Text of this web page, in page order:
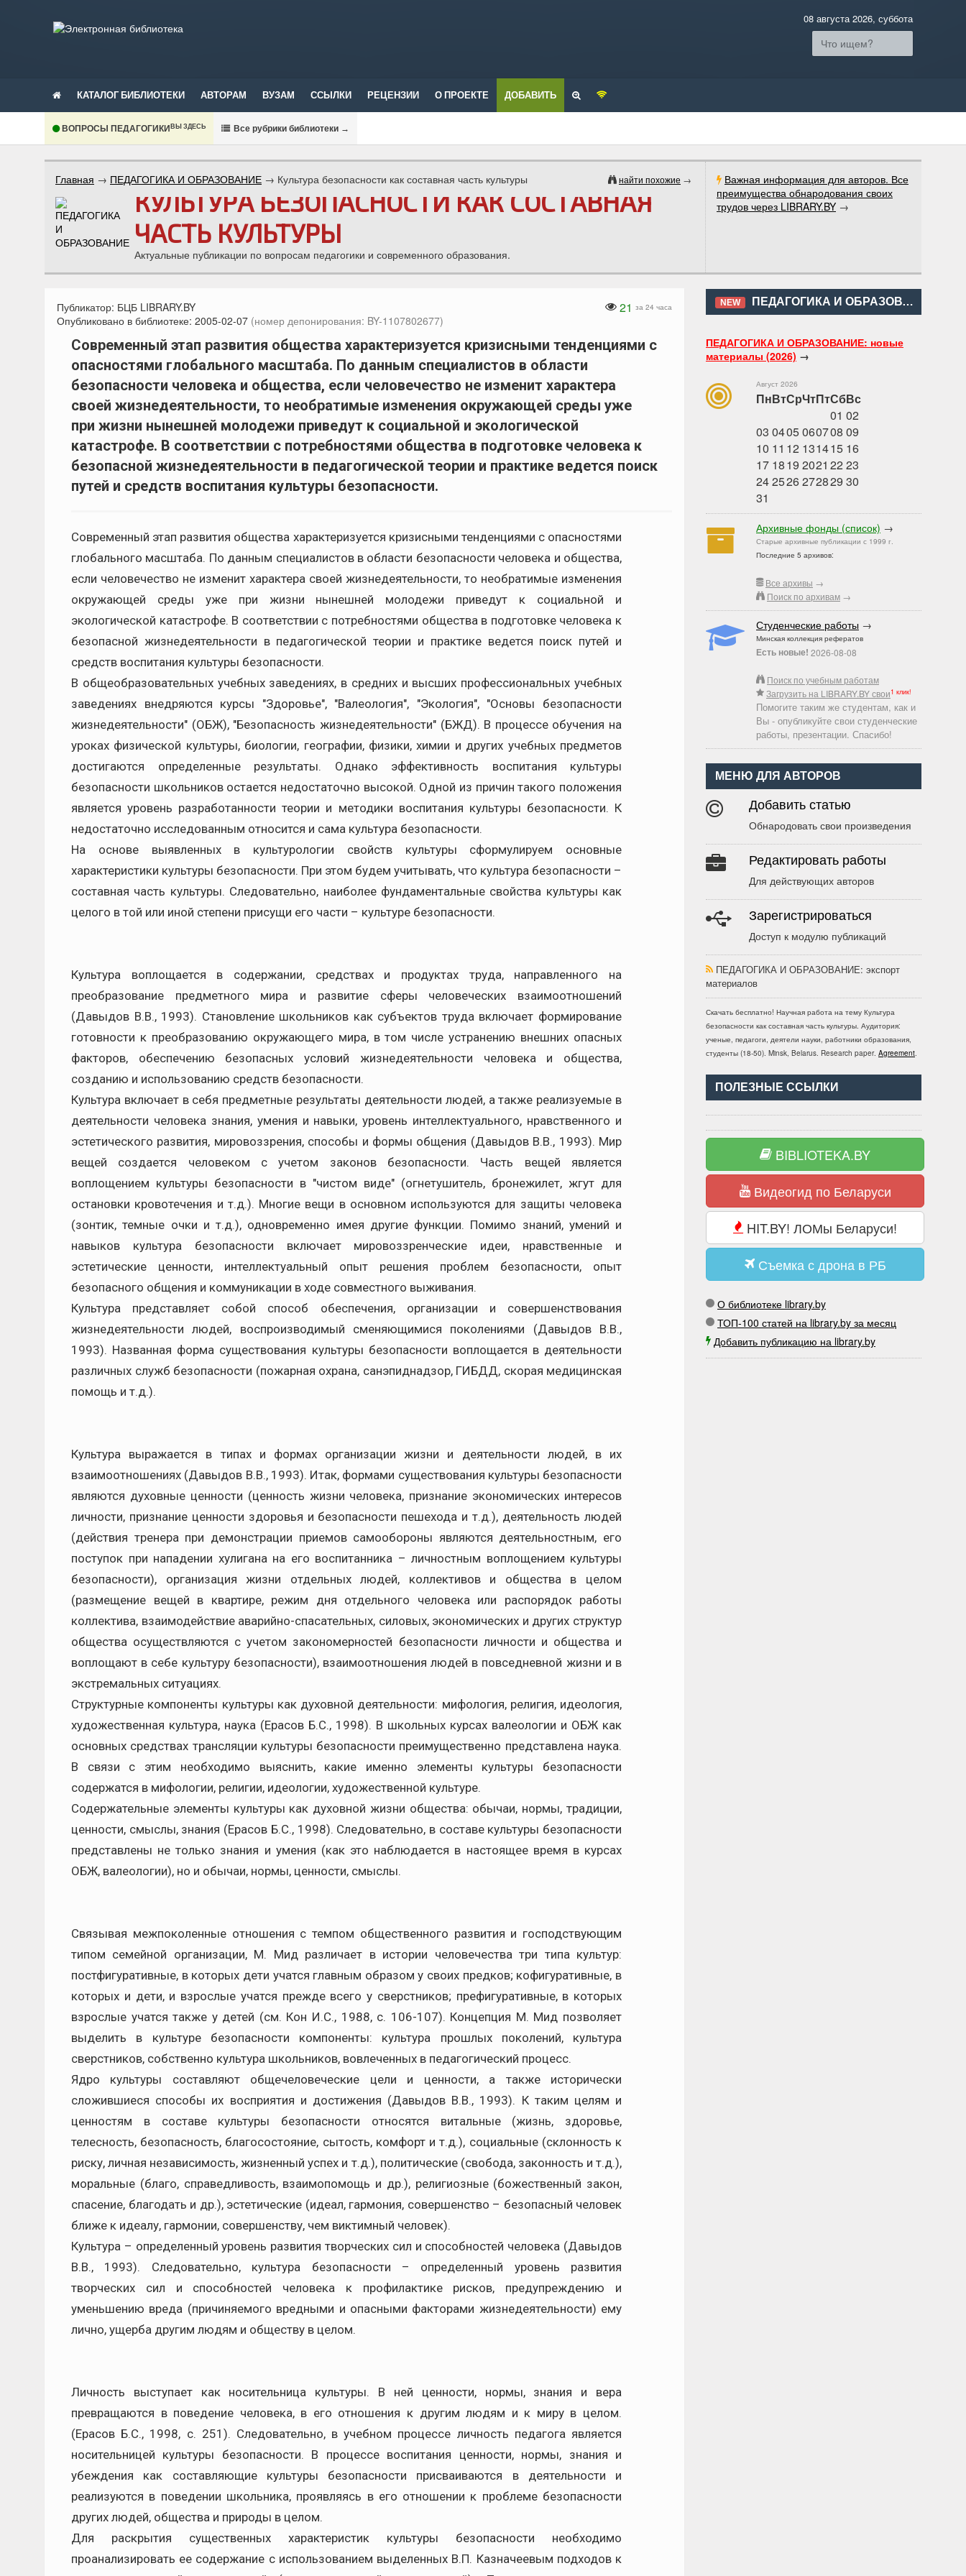
08 августа 2026, суббота
КАТАЛОГ БИБЛИОТЕКИ АВТОРАМ ВУЗАМ ССЫЛКИ РЕЦЕНЗИИ О ПРОЕКТЕ ДОБАВИТЬ
ВОПРОСЫ ПЕДАГОГИКИВЫ ЗДЕСЬ Все рубрики библиотеки →
Важная информация для авторов. Все
преимущества обнародования своих
трудов через LIBRARY.BY →
найти похожие →
Главная → ПЕДАГОГИКА И ОБРАЗОВАНИЕ → Культура безопасности как составная часть культуры
КУЛЬТУРА БЕЗОПАСНОСТИ КАК СОСТАВНАЯ
ЧАСТЬ КУЛЬТУРЫ
Актуальные публикации по вопросам педагогики и современного образования.
NEW ПЕДАГОГИКА И ОБРАЗОВАНИЕ
ПЕДАГОГИКА И ОБРАЗОВАНИЕ: новые
материалы (2026) →
Август 2026
ПнВтСрЧтПтСбВс
01 02
03 0405060708 09
10 11 12 131415 16
17 1819 2021 22 23
242526272829 30
31
Архивные фонды (список) →
Старые архивные публикации с 1999 г.
Последние 5 архивов:
Все архивы →
Поиск по архивам →
Студенческие работы →
Минская коллекция рефератов
Есть новые! 2026-08-08
Поиск по учебным работам
Загрузить на LIBRARY.BY свои1 клик!
Помогите таким же студентам, как и
Вы - опубликуйте свои студенческие
работы, презентации. Спасибо!
МЕНЮ ДЛЯ АВТОРОВ
Добавить статью
Обнародовать свои произведения
Редактировать работы
Для действующих авторов
Зарегистрироваться
Доступ к модулю публикаций
ПЕДАГОГИКА И ОБРАЗОВАНИЕ: экспорт
материалов
Скачать бесплатно! Научная работа на тему Культура
безопасности как составная часть культуры. Аудитория:
ученые, педагоги, деятели науки, работники образования,
студенты (18-50). Minsk, Belarus. Research paper. Agreement.
ПОЛЕЗНЫЕ ССЫЛКИ
BIBLIOTEKA.BY
Видеогид по Беларуси
HIT.BY! ЛОМы Беларуси!
Съемка с дрона в РБ
О библиотеке library.by
ТОП-100 статей на library.by за месяц
Добавить публикацию на library.by
21 за 24 часа
Публикатор: БЦБ LIBRARY.BY
Опубликовано в библиотеке: 2005-02-07 (номер депонирования: BY-1107802677)
Современный этап развития общества характеризуется кризисными тенденциями с
опасностями глобального масштаба. По данным специалистов в области
безопасности человека и общества, если человечество не изменит характера
своей жизнедеятельности, то необратимые изменения окружающей среды уже
при жизни нынешней молодежи приведут к социальной и экологической
катастрофе. В соответствии с потребностями общества в подготовке человека к
безопасной жизнедеятельности в педагогической теории и практике ведется поиск
путей и средств воспитания культуры безопасности.
Современный этап развития общества характеризуется кризисными тенденциями с опасностями
глобального масштаба. По данным специалистов в области безопасности человека и общества,
если человечество не изменит характера своей жизнедеятельности, то необратимые изменения
окружающей среды уже при жизни нынешней молодежи приведут к социальной и
экологической катастрофе. В соответствии с потребностями общества в подготовке человека к
безопасной жизнедеятельности в педагогической теории и практике ведется поиск путей и
средств воспитания культуры безопасности.
В общеобразовательных учебных заведениях, в средних и высших профессиональных учебных
заведениях внедряются курсы "Здоровье", "Валеология", "Экология", "Основы безопасности
жизнедеятельности" (ОБЖ), "Безопасность жизнедеятельности" (БЖД). В процессе обучения на
уроках физической культуры, биологии, географии, физики, химии и других учебных предметов
достигаются определенные результаты. Однако эффективность воспитания культуры
безопасности школьников остается недостаточно высокой. Одной из причин такого положения
является уровень разработанности теории и методики воспитания культуры безопасности. К
недостаточно исследованным относится и сама культура безопасности.
На основе выявленных в культурологии свойств культуры сформулируем основные
характеристики культуры безопасности. При этом будем учитывать, что культура безопасности –
составная часть культуры. Следовательно, наиболее фундаментальные свойства культуры как
целого в той или иной степени присущи его части – культуре безопасности.
Культура воплощается в содержании, средствах и продуктах труда, направленного на
преобразование предметного мира и развитие сферы человеческих взаимоотношений
(Давыдов В.В., 1993). Становление школьников как субъектов труда включает формирование
готовности к преобразованию окружающего мира, в том числе устранению внешних опасных
факторов, обеспечению безопасных условий жизнедеятельности человека и общества,
созданию и использованию средств безопасности.
Культура включает в себя предметные результаты деятельности людей, а также реализуемые в
деятельности человека знания, умения и навыки, уровень интеллектуального, нравственного и
эстетического развития, мировоззрения, способы и формы общения (Давыдов В.В., 1993). Мир
вещей создается человеком с учетом законов безопасности. Часть вещей является
воплощением культуры безопасности в "чистом виде" (огнетушитель, бронежилет, жгут для
остановки кровотечения и т.д.). Многие вещи в основном используются для защиты человека
(зонтик, темные очки и т.д.), одновременно имея другие функции. Помимо знаний, умений и
навыков культура безопасности включает мировоззренческие идеи, нравственные и
эстетические ценности, интеллектуальный опыт решения проблем безопасности, опыт
безопасного общения и коммуникации в ходе совместного выживания.
Культура представляет собой способ обеспечения, организации и совершенствования
жизнедеятельности людей, воспроизводимый сменяющимися поколениями (Давыдов В.В.,
1993). Названная форма существования культуры безопасности воплощается в деятельности
различных служб безопасности (пожарная охрана, санэпиднадзор, ГИБДД, скорая медицинская
помощь и т.д.).
Культура выражается в типах и формах организации жизни и деятельности людей, в их
взаимоотношениях (Давыдов В.В., 1993). Итак, формами существования культуры безопасности
являются духовные ценности (ценность жизни человека, признание экономических интересов
личности, признание ценности здоровья и безопасности пешехода и т.д.), деятельность людей
(действия тренера при демонстрации приемов самообороны являются деятельностным, его
поступок при нападении хулигана на его воспитанника – личностным воплощением культуры
безопасности), организация жизни отдельных людей, коллективов и общества в целом
(размещение вещей в квартире, режим дня отдельного человека или распорядок работы
коллектива, взаимодействие аварийно-спасательных, силовых, экономических и других структур
общества осуществляются с учетом закономерностей безопасности личности и общества и
воплощают в себе культуру безопасности), взаимоотношения людей в повседневной жизни и в
экстремальных ситуациях.
Структурные компоненты культуры как духовной деятельности: мифология, религия, идеология,
художественная культура, наука (Ерасов Б.С., 1998). В школьных курсах валеологии и ОБЖ как
основных средствах трансляции культуры безопасности преимущественно представлена наука.
В связи с этим необходимо выяснить, какие именно элементы культуры безопасности
содержатся в мифологии, религии, идеологии, художественной культуре.
Содержательные элементы культуры как духовной жизни общества: обычаи, нормы, традиции,
ценности, смыслы, знания (Ерасов Б.С., 1998). Следовательно, в составе культуры безопасности
представлены не только знания и умения (как это наблюдается в настоящее время в курсах
ОБЖ, валеологии), но и обычаи, нормы, ценности, смыслы.
Связывая межпоколенные отношения с темпом общественного развития и господствующим
типом семейной организации, М. Мид различает в истории человечества три типа культур:
постфигуративные, в которых дети учатся главным образом у своих предков; кофигуративные, в
которых и дети, и взрослые учатся прежде всего у сверстников; префигуративные, в которых
взрослые учатся также у детей (см. Кон И.С., 1988, с. 106-107). Концепция М. Мид позволяет
выделить в культуре безопасности компоненты: культура прошлых поколений, культура
сверстников, собственно культура школьников, вовлеченных в педагогический процесс.
Ядро культуры составляют общечеловеческие цели и ценности, а также исторически
сложившиеся способы их восприятия и достижения (Давыдов В.В., 1993). К таким целям и
ценностям в составе культуры безопасности относятся витальные (жизнь, здоровье,
телесность, безопасность, благосостояние, сытость, комфорт и т.д.), социальные (склонность к
риску, личная независимость, жизненный успех и т.д.), политические (свобода, законность и т.д.),
моральные (благо, справедливость, взаимопомощь и др.), религиозные (божественный закон,
спасение, благодать и др.), эстетические (идеал, гармония, совершенство – безопасный человек
ближе к идеалу, гармонии, совершенству, чем виктимный человек).
Культура – определенный уровень развития творческих сил и способностей человека (Давыдов
В.В., 1993). Следовательно, культура безопасности – определенный уровень развития
творческих сил и способностей человека к профилактике рисков, предупреждению и
уменьшению вреда (причиняемого вредными и опасными факторами жизнедеятельности) ему
лично, ущерба другим людям и обществу в целом.
Личность выступает как носительница культуры. В ней ценности, нормы, знания и вера
превращаются в поведение человека, в его отношения к другим людям и к миру в целом.
(Ерасов Б.С., 1998, с. 251). Следовательно, в учебном процессе личность педагога является
носительницей культуры безопасности. В процессе воспитания ценности, нормы, знания и
убеждения как составляющие культуры безопасности присваиваются в деятельности и
реализуются в поведении школьника, проявляясь в его отношении к проблеме безопасности
других людей, общества и природы в целом.
Для раскрытия существенных характеристик культуры безопасности необходимо
проанализировать ее содержание с использованием выделенных В.П. Казначеевым подходов к